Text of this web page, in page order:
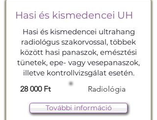
Hasi és kismedencei UH
Hasi és kismedencei ultrahang
radiológus szakorvossal, többek
között hasi panaszok, emésztési
tünetek, epe- vagy vesepanaszok,
illetve kontrollvizsgálat esetén.
28 000 Ft
Radiológia
További információ